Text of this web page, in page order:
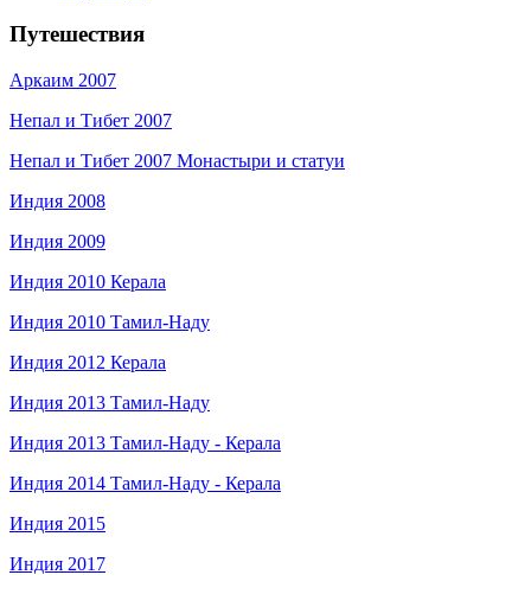
Путешествия
Аркаим 2007
Непал и Тибет 2007
Непал и Тибет 2007 Монастыри и статуи
Индия 2008
Индия 2009
Индия 2010 Керала
Индия 2010 Тамил-Наду
Индия 2012 Керала
Индия 2013 Тамил-Наду
Индия 2013 Тамил-Наду - Керала
Индия 2014 Тамил-Наду - Керала
Индия 2015
Индия 2017